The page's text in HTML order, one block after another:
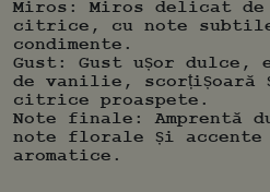
piersică, vanilie și
Miros: Miros delicat
citrice, cu note
condimente.
Gust: Gust ușor dulce,
de vanilie, scorțișoară
citrice proaspete.
Note finale: Amprentă
note florale și
aromatice.